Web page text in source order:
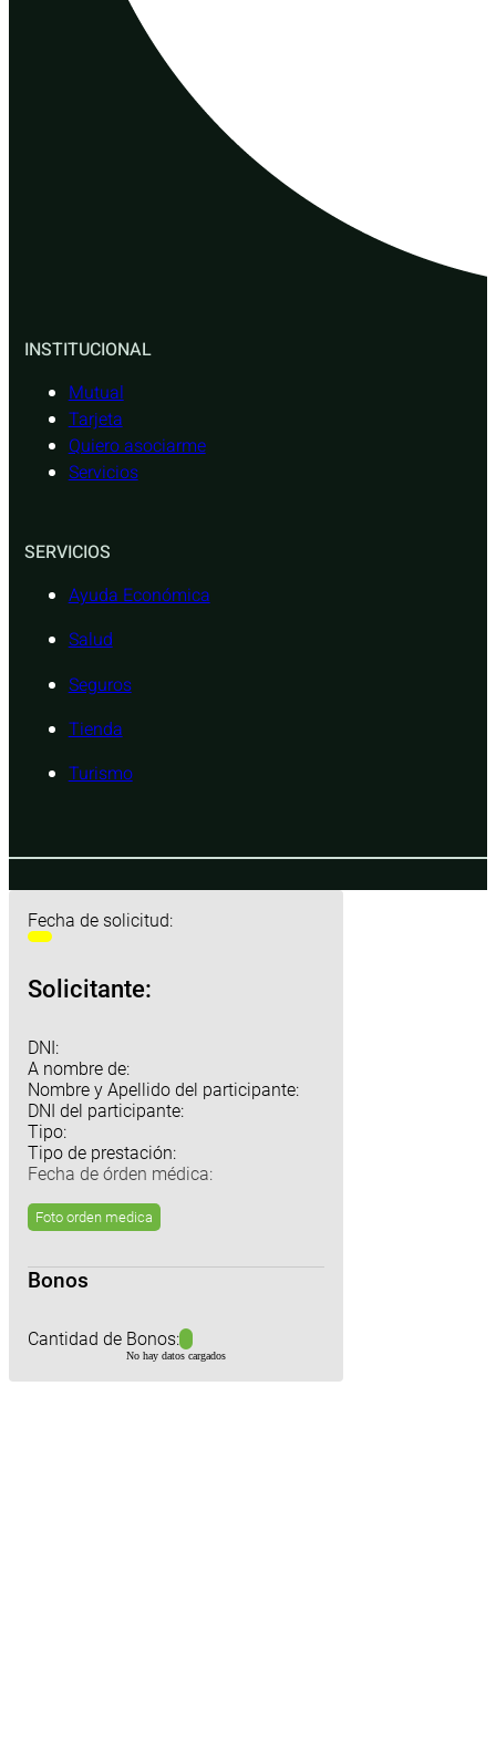
INSTITUCIONAL
Mutual
Tarjeta
Quiero asociarme
Servicios
SERVICIOS
Ayuda Económica
Salud
Seguros
Tienda
Turismo
Fecha de solicitud:
Solicitante:
DNI:
A nombre de:
Nombre y Apellido del participante:
DNI del participante:
Tipo:
Tipo de prestación:
Fecha de órden médica:
Foto orden medica
Bonos
Cantidad de Bonos:
No hay datos cargados